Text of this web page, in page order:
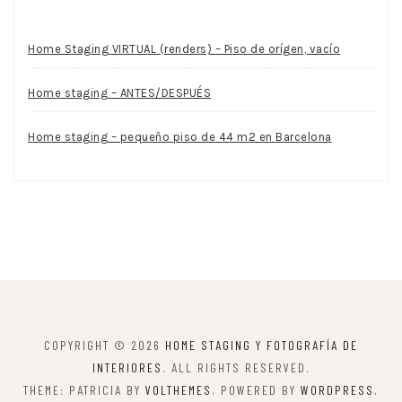
Home Staging VIRTUAL (renders) – Piso de orígen, vacío
Home staging – ANTES/DESPUÉS
Home staging – pequeño piso de 44 m2 en Barcelona
COPYRIGHT © 2026 HOME STAGING Y FOTOGRAFÍA DE
INTERIORES . ALL RIGHTS RESERVED.
THEME: PATRICIA BY VOLTHEMES . POWERED BY WORDPRESS .